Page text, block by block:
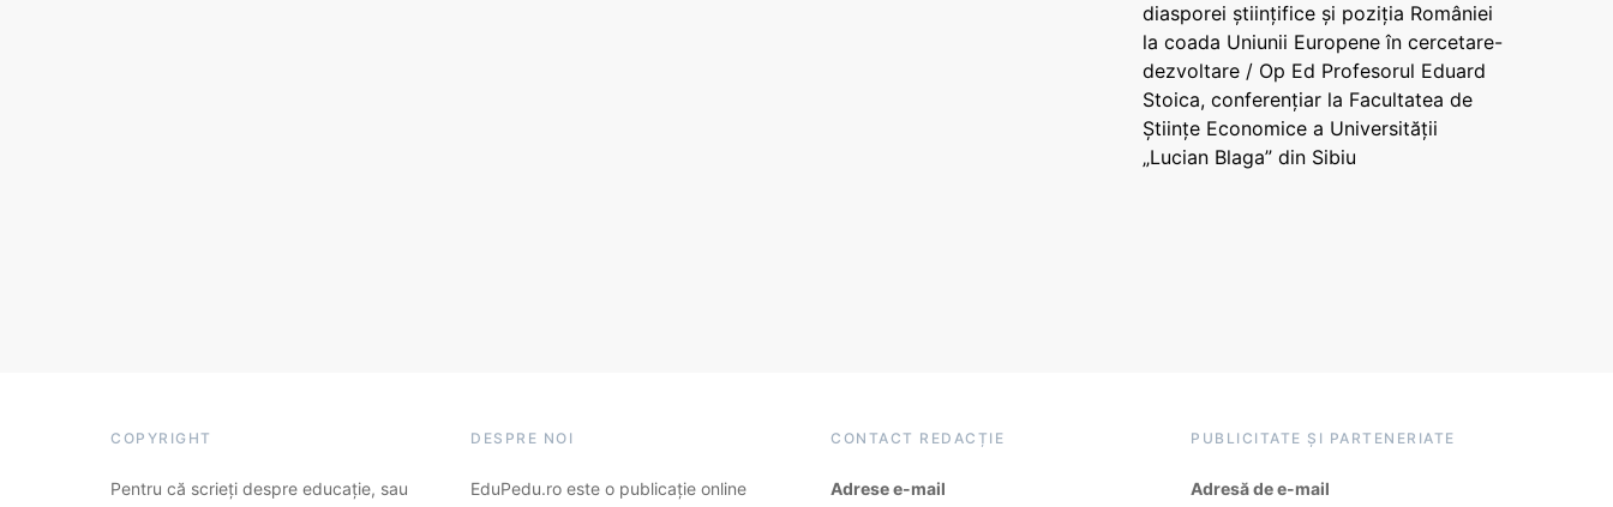
diasporei științifice și poziția României
la coada Uniunii Europene în cercetare-
dezvoltare / Op Ed Profesorul Eduard
Stoica, conferențiar la Facultatea de
Științe Economice a Universității
„Lucian Blaga” din Sibiu
COPYRIGHT
Pentru că scrieți despre educație, sau
DESPRE NOI
EduPedu.ro este o publicație online
CONTACT REDACȚIE
Adrese e-mail
PUBLICITATE ȘI PARTENERIATE
Adresă de e-mail